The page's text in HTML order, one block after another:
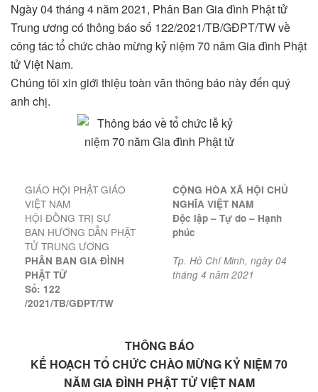
Ngày 04 tháng 4 năm 2021, Phân Ban Gia đình Phật tử
Trung ương có thông báo số 122/2021/TB/GĐPT/TW về
công tác tổ chức chào mừng kỷ niệm 70 năm Gia đình Phật
tử Việt Nam.
Chúng tôi xin giới thiệu toàn văn thông báo này đến quý
anh chị.
GIÁO HỘI PHẬT GIÁO
VIỆT NAM
HỘI ĐỒNG TRỊ SỰ
BAN HƯỚNG DẪN PHẬT
TỬ TRUNG ƯƠNG
PHÂN BAN GIA ĐÌNH
PHẬT TỬ
Số: 122
/2021/TB/GĐPT/TW
CỘNG HÒA XÃ HỘI CHỦ
NGHĨA VIỆT NAM
Độc lập – Tự do – Hạnh
phúc
Tp. Hồ Chí Minh, ngày 04
tháng 4 năm 2021
THÔNG BÁO
KẾ HOẠCH TỔ CHỨC CHÀO MỪNG KỶ NIỆM 70
NĂMGIA ĐÌNH PHẬT TỬ VIỆT NAM